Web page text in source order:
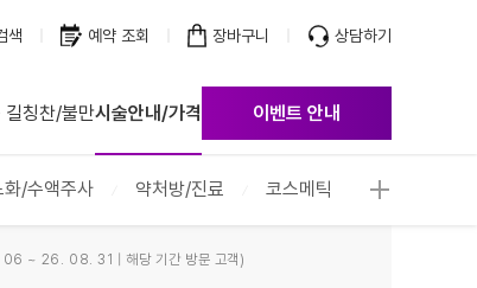
색 예약 조회 장바구니 상담하기
길칭찬/불만시술안내/가격 이벤트 안내
화/수액주사 약처방/진료 코스메틱
~ 26. 08. 31 | 해당 기간 방문 고객)